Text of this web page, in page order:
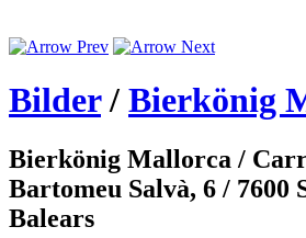
Bilder/ Bierkönig
Bierkönig Mallorca /
Bartomeu Salvà, 6 / 7600
Balears